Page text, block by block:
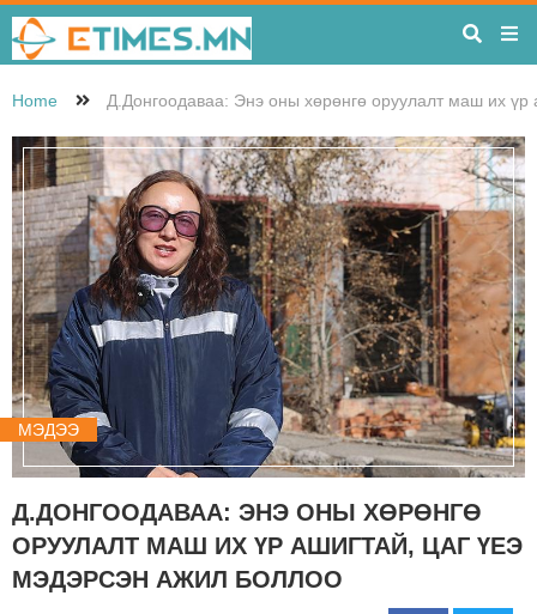
Home Д.Донгоодаваа: Энэ оны хөрөнгө оруулалт маш их үр
МЭДЭЭ
Д.ДОНГООДАВАА: ЭНЭ ОНЫ ХӨРӨНГӨ
ОРУУЛАЛТ МАШ ИХ ҮР АШИГТАЙ, ЦАГ ҮЕЭ
МЭДЭРСЭН АЖИЛ БОЛЛОО